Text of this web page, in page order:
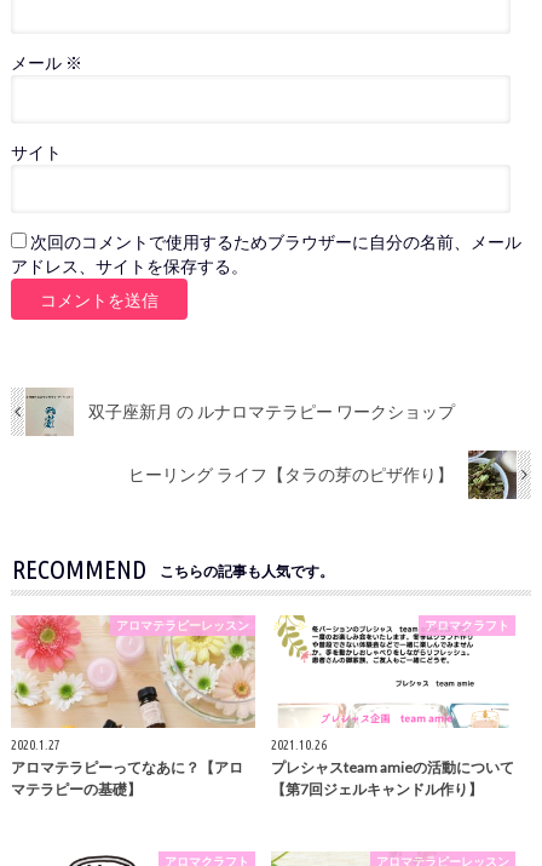
メール ※
サイト
次回のコメントで使用するためブラウザーに自分の名前、メール
アドレス、サイトを保存する。
双子座新月 の ルナロマテラピー ワークショップ
ヒーリング ライフ【タラの芽のピザ作り】
RECOMMEND こちらの記事も人気です。
アロマテラピーレッスン
2020.1.27
アロマテラピーってなあに？【アロ
マテラピーの基礎】
アロマクラフト
2021.10.26
プレシャスteam amieの活動について
【第7回ジェルキャンドル作り】
アロマクラフト アロマテラピーレッスン